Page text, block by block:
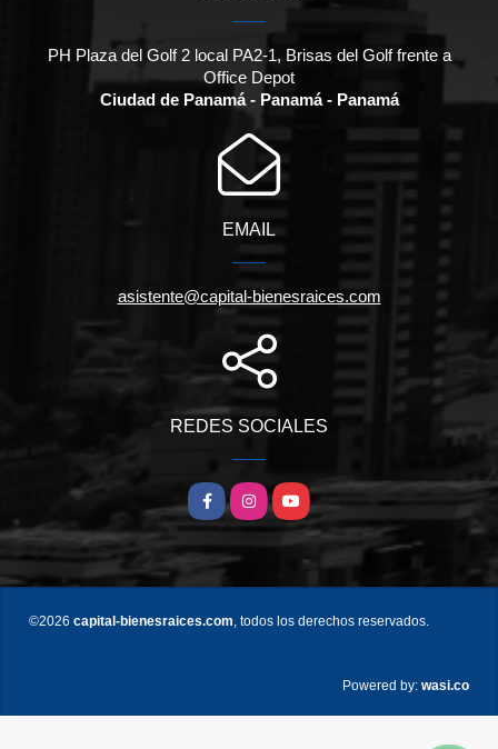
PH Plaza del Golf 2 local PA2-1, Brisas del Golf frente a
Office Depot
Ciudad de Panamá - Panamá - Panamá
EMAIL
asistente@capital-bienesraices.com
REDES SOCIALES
FacebookInstagramYouTube
©2026 capital-bienesraices.com, todos los derechos reservados.
Powered by: wasi.co